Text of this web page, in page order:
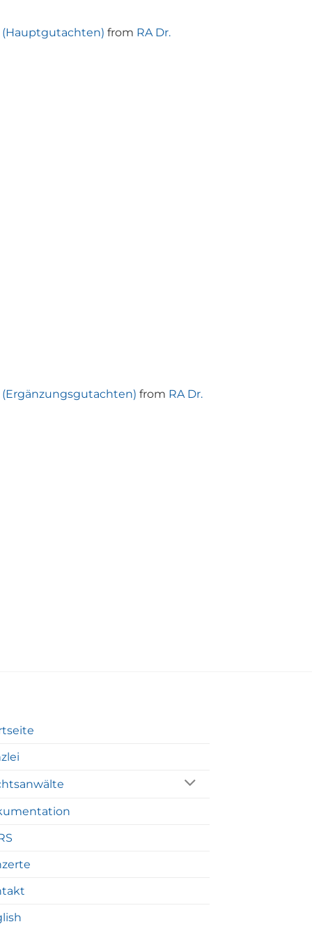
(Hauptgutachten) from RA Dr.
(Ergänzungsgutachten) from RA Dr.